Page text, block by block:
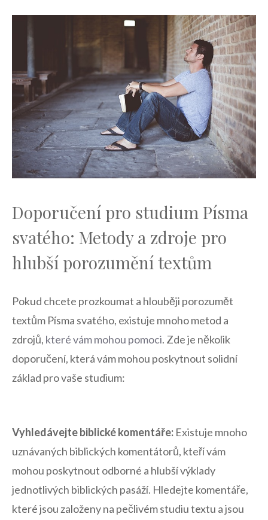
Doporučení‌ pro‍ studium Písma
svatého:‍ Metody ‌a zdroje pro
hlubší​ porozumění ‍textům
Pokud chcete⁣ prozkoumat a hlouběji‌ porozumět
textům⁢ Písma svatého, ‌existuje mnoho metod⁤ a
zdrojů,⁣ které ⁢vám⁣ mohou⁣ pomoci. ‍Zde je několik
doporučení, která ⁣vám mohou poskytnout⁤ solidní
základ pro vaše studium:
Vyhledávejte biblické komentáře: Existuje⁤ mnoho
⁢uznávaných ​biblických komentátorů, kteří vám⁢
mohou poskytnout‌ odborné a hlubší výklady
jednotlivých biblických pasáží. Hledejte komentáře,
které jsou založeny na pečlivém studiu textu a jsou